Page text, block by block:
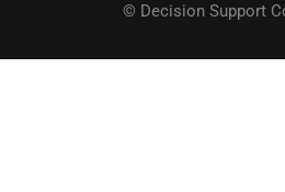
© Decision Support